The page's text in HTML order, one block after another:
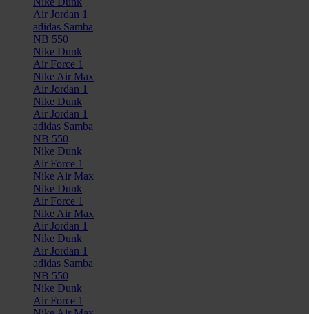
Air Jordan 1
adidas Samba
NB 550
Nike Dunk
Air Force 1
Nike Air Max
Air Jordan 1
Nike Dunk
Air Jordan 1
adidas Samba
NB 550
Nike Dunk
Air Force 1
Nike Air Max
Nike Dunk
Air Force 1
Nike Air Max
Air Jordan 1
Nike Dunk
Air Jordan 1
adidas Samba
NB 550
Nike Dunk
Air Force 1